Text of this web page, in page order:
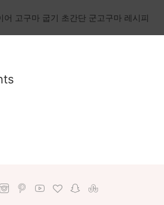
어 고구마 굽기 초간단 군고구마 레시피